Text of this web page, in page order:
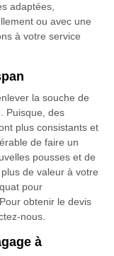
adaptées,
ou avec une
à votre service
la souche de
Puisque, des
plus consistants et
de faire un
pousses et de
de valeur à votre
pour
obtenir le devis
nous.
à